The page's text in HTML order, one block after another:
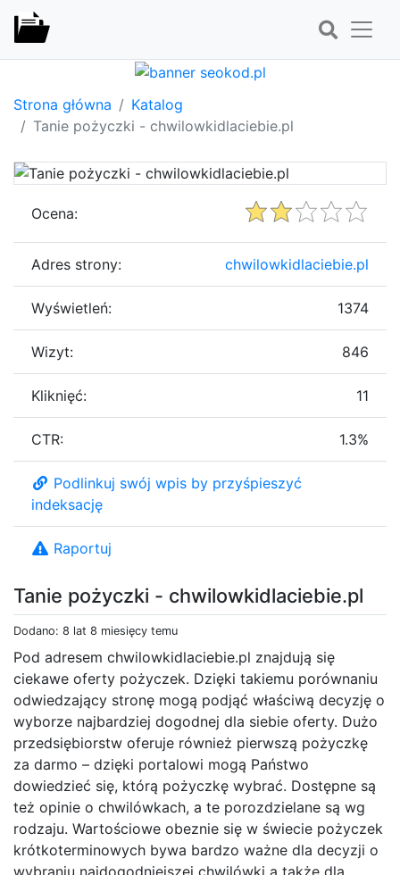
Strona główna
Katalog
Tanie pożyczki - chwilowkidlaciebie.pl
Tanie pożyczki - chwilowkidlaciebie.pl
Dodano: 8 lat 8 miesięcy temu
Pod adresem chwilowkidlaciebie.pl znajdują się
ciekawe oferty pożyczek. Dzięki takiemu porównaniu
odwiedzający stronę mogą podjąć właściwą decyzję o
wyborze najbardziej dogodnej dla siebie oferty. Dużo
przedsiębiorstw oferuje również pierwszą pożyczkę
za darmo – dzięki portalowi mogą Państwo
dowiedzieć się, którą pożyczkę wybrać. Dostępne są
też opinie o chwilówkach, a te porozdzielane są wg
rodzaju. Wartościowe obeznie się w świecie pożyczek
krótkoterminowych bywa bardzo ważne dla decyzji o
wybraniu najdogodniejszej chwilówki a także dla
Ocena:
Adres strony: chwilowkidlaciebie.pl
Wyświetleń: 1374
Wizyt: 846
Kliknięć: 11
CTR: 1.3%
Podlinkuj swój wpis by przyśpieszyć
indeksację
Raportuj